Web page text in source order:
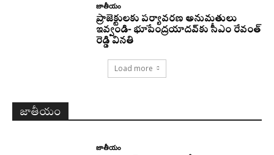
జాతీయం
ప్రాజెక్టులకు పర్యావరణ అనుమతులు
ఇవ్వండి- భూపేంద్రయాదవ్‌కు సీఎం రేవంత్‌
రెడ్డి వినతి
Load more
జాతీయం
జాతీయం